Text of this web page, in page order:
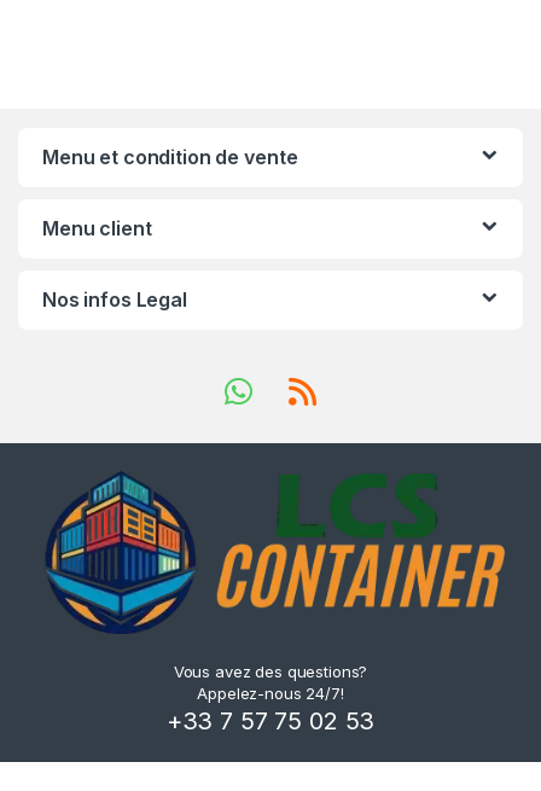
Menu et condition de vente
Menu client
Nos infos Legal
Vous avez des questions?
Appelez-nous 24/7!
+33 7 57 75 02 53